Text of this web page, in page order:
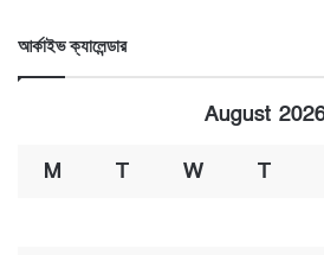
আর্কাইভ ক্যালেন্ডার
August
M T W T